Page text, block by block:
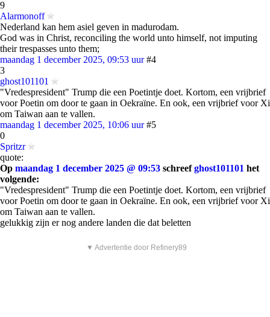
9
Alarmonoff
Nederland kan hem asiel geven in madurodam.
God was in Christ, reconciling the world unto himself, not imputing
their trespasses unto them;
maandag 1 december 2025, 09:53 uur #4
3
ghost101101
"Vredespresident" Trump die een Poetintje doet. Kortom, een vrijbrief
voor Poetin om door te gaan in Oekraïne. En ook, een vrijbrief voor Xi
om Taiwan aan te vallen.
maandag 1 december 2025, 10:06 uur #5
0
Spritzr
quote:
Op maandag 1 december 2025 @ 09:53 schreefghost101101 het
volgende:
"Vredespresident" Trump die een Poetintje doet. Kortom, een vrijbrief
voor Poetin om door te gaan in Oekraïne. En ook, een vrijbrief voor Xi
om Taiwan aan te vallen.
gelukkig zijn er nog andere landen die dat beletten
▼ Advertentie door Refinery89